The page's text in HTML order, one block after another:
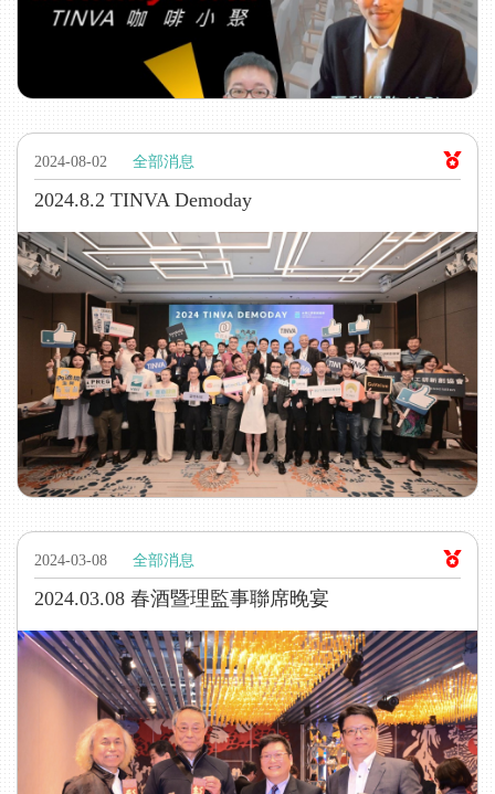
2024-08-02 全部消息
2024.8.2 TINVA Demoday
2024-03-08 全部消息
2024.03.08 春酒暨理監事聯席晚宴